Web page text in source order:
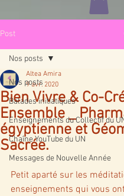
Post
Nos posts
Balades initiatiques
Enseignements du Collectif du
Chaîne YouTube du UN
Messages de Nouvelle Année
Nos posts
Bien Vivre & Co-
Ensemble _
égyptienne et
Sacrée.
Altea Amira
9 avr. 2020
Petit aparté sur les
enseignements qui vous